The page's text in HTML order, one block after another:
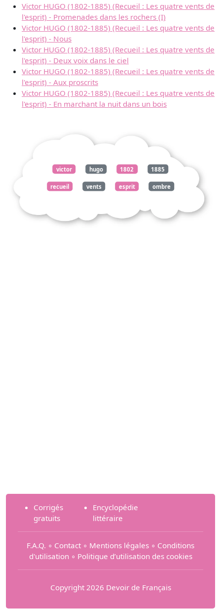
Victor HUGO (1802-1885) (Recueil : Les quatre vents de
l'esprit) - Promenades dans les rochers (I)
Victor HUGO (1802-1885) (Recueil : Les quatre vents de
l'esprit) - Nous
Victor HUGO (1802-1885) (Recueil : Les quatre vents de
l'esprit) - Deux voix dans le ciel
Victor HUGO (1802-1885) (Recueil : Les quatre vents de
l'esprit) - Aux proscrits
Victor HUGO (1802-1885) (Recueil : Les quatre vents de
l'esprit) - En marchant la nuit dans un bois
victor hugo 1802 1885
recueil vents esprit ombre
Corrigés
gratuits
Encyclopédie
littéraire
F.A.Q. ∘ Contact ∘ Mentions légales ∘ Conditions
d'utilisation ∘ Politique d’utilisation des cookies
Copyright 2026 Devoir de Français